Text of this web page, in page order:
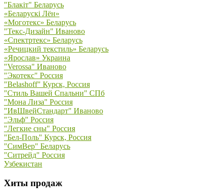
"Блакiт" Беларусь
«Беларускi Лён»
«Моготекс» Беларусь
"Текс-Дизайн" Иваново
«Спектртекс» Беларусь
«Речицкий текстиль» Беларусь
«Ярослав» Украина
"Verossa" Иваново
"Экотекс" Россия
"Belashoff" Курск, Россия
"Стиль Вашей Спальни" СПб
"Мона Лиза" Россия
"ИвШвейСтандарт" Иваново
"Эльф" Россия
"Легкие сны" Россия
"Бел-Поль" Курск, Россия
"СимВер" Беларусь
"Ситрейд" Россия
Узбекистан
Хиты продаж